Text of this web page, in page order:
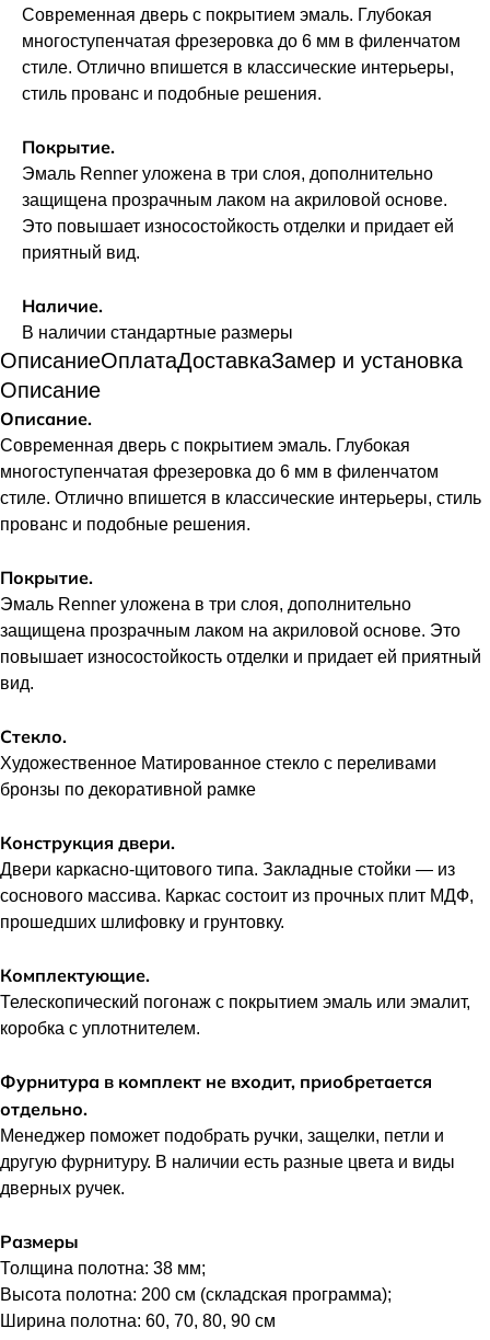
Современная дверь с покрытием эмаль. Глубокая
многоступенчатая фрезеровка до 6 мм в филенчатом
стиле. Отлично впишется в классические интерьеры,
стиль прованс и подобные решения.
Покрытие.
Эмаль Renner уложена в три слоя, дополнительно
защищена прозрачным лаком на акриловой основе.
Это повышает износостойкость отделки и придает ей
приятный вид.
Наличие.
В наличии стандартные размеры
ОписаниеОплатаДоставкаЗамер и установка
Описание
Описание.
Современная дверь с покрытием эмаль. Глубокая
многоступенчатая фрезеровка до 6 мм в филенчатом
стиле. Отлично впишется в классические интерьеры, стиль
прованс и подобные решения.
Покрытие.
Эмаль Renner уложена в три слоя, дополнительно
защищена прозрачным лаком на акриловой основе. Это
повышает износостойкость отделки и придает ей приятный
вид.
Стекло.
Художественное Матированное стекло с переливами
бронзы по декоративной рамке
Конструкция двери.
Двери каркасно-щитового типа. Закладные стойки — из
соснового массива. Каркас состоит из прочных плит МДФ,
прошедших шлифовку и грунтовку.
Комплектующие.
Телескопический погонаж с покрытием эмаль или эмалит,
коробка с уплотнителем.
Фурнитура в комплект не входит, приобретается
отдельно.
Менеджер поможет подобрать ручки, защелки, петли и
другую фурнитуру. В наличии есть разные цвета и виды
дверных ручек.
Размеры
Толщина полотна: 38 мм;
Высота полотна: 200 см (складская программа);
Ширина полотна: 60, 70, 80, 90 см